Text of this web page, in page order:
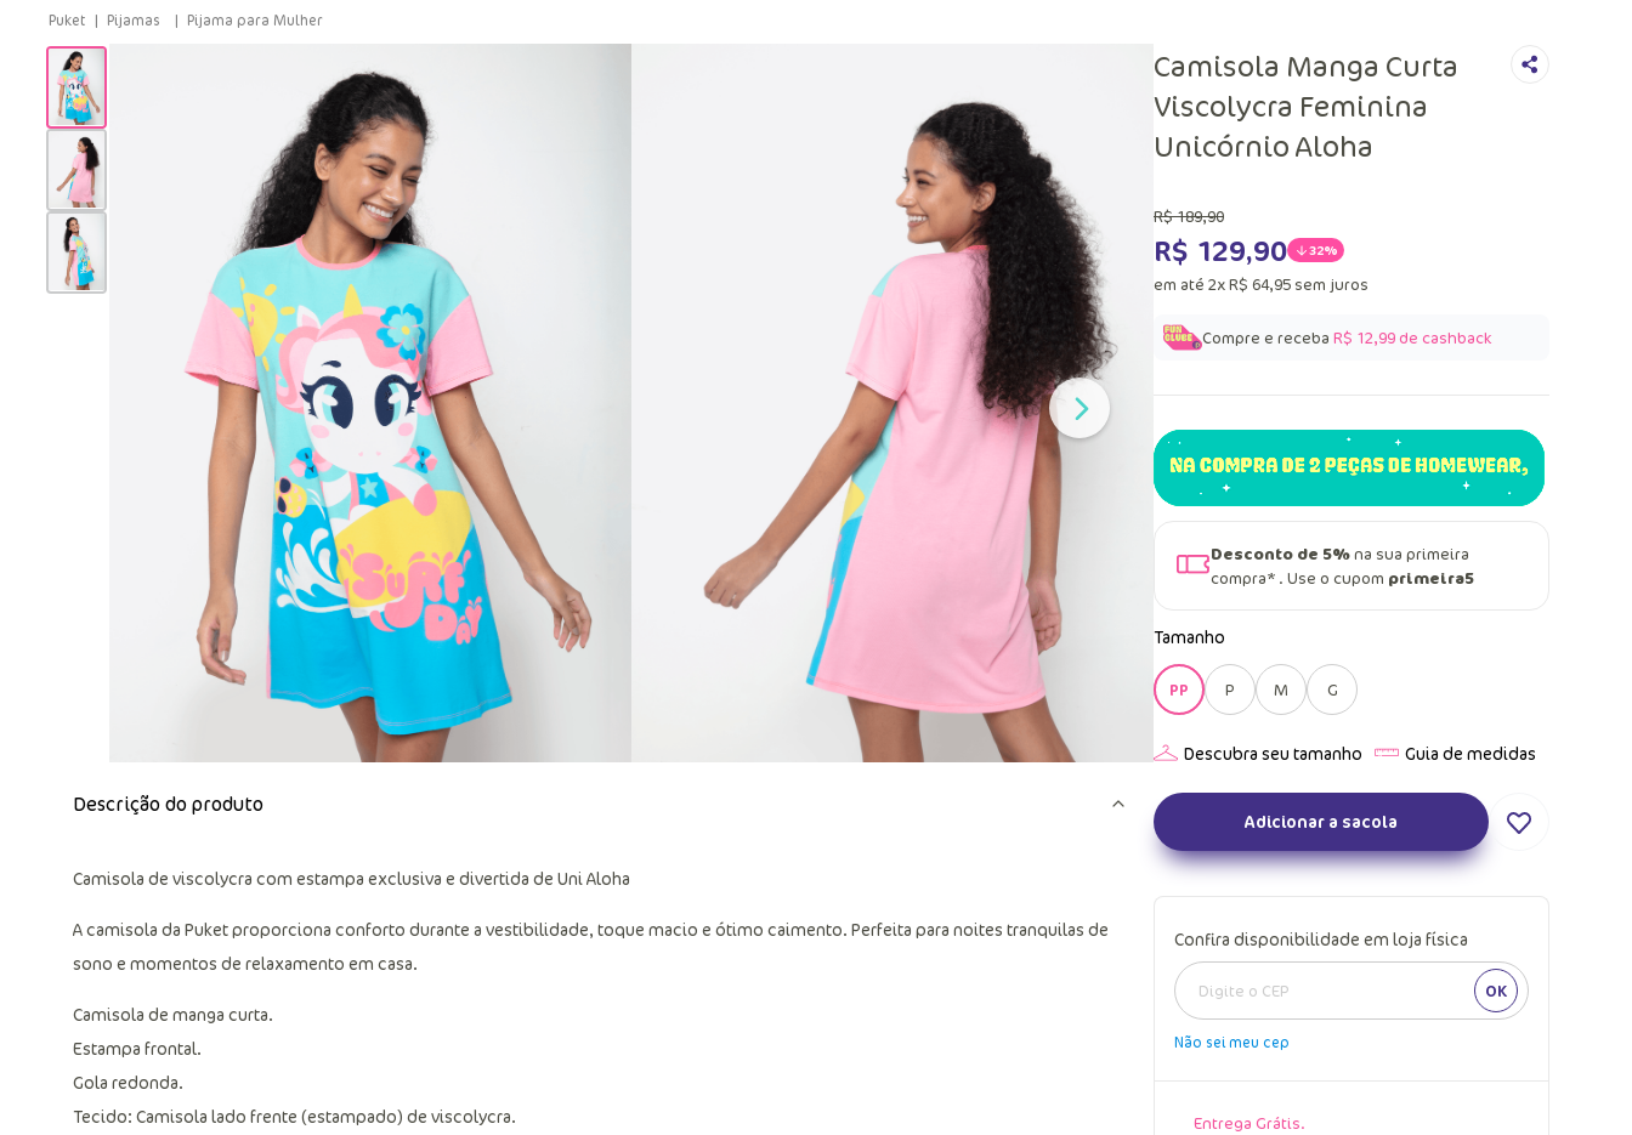
Pijamas Pijama para Mulher
Descrição do produto
Camisola de viscolycra com estampa exclusiva e divertida de Uni Aloha
A camisola da Puket proporciona conforto durante a vestibilidade, toque macio e ótimo caimento. Perfeita para noites tranquilas de
sono e momentos de relaxamento em casa.
Camisola de manga curta.
Estampa frontal.
Gola redonda.
Tecido: Camisola lado frente (estampado) de viscolycra.
Camisola Manga Curta
Viscolycra Feminina
Unicórnio Aloha
R$189,90
R$ 129,90 32%
em até 2xR$ 64,95 sem juros
Compre e receba R$ 12,99de cashback
Desconto de 5%na sua primeira
compra* . Use o cupom primeira5
Tamanho
PP P M G
Adicionar a sacola
Confira disponibilidade em loja física
OK
Não sei meu cep
Entrega Grátis.